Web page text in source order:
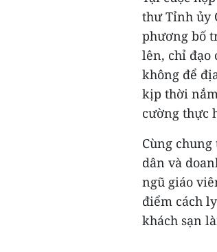
thư Tỉnh ủy
phương bố
lên, chỉ đạo
không để
kịp thời
cường thực
Cùng
dân và
ngũ giáo
điểm cách
khách sạn